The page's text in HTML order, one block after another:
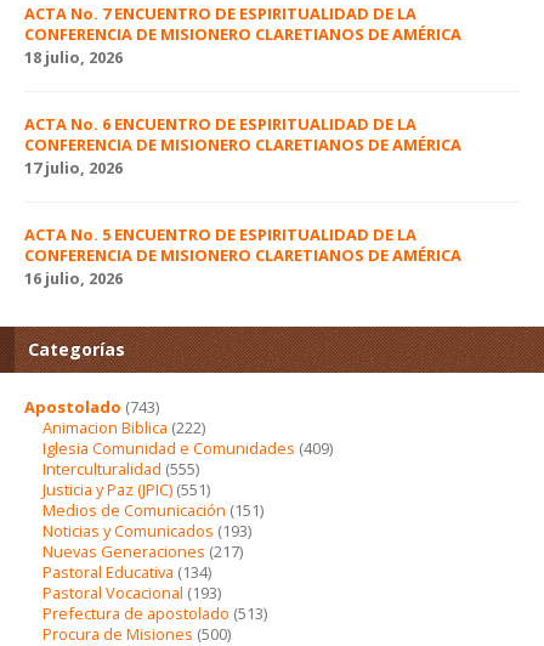
ACTA No. 7 ENCUENTRO DE ESPIRITUALIDAD DE LA
CONFERENCIA DE MISIONERO CLARETIANOS DE AMÉRICA
18 julio, 2026
ACTA No. 6 ENCUENTRO DE ESPIRITUALIDAD DE LA
CONFERENCIA DE MISIONERO CLARETIANOS DE AMÉRICA
17 julio, 2026
ACTA No. 5 ENCUENTRO DE ESPIRITUALIDAD DE LA
CONFERENCIA DE MISIONERO CLARETIANOS DE AMÉRICA
16 julio, 2026
Categorías
Apostolado (743)
Animacion Biblica (222)
Iglesia Comunidad e Comunidades (409)
Interculturalidad (555)
Justicia y Paz (JPIC) (551)
Medios de Comunicación (151)
Noticias y Comunicados (193)
Nuevas Generaciones (217)
Pastoral Educativa (134)
Pastoral Vocacional (193)
Prefectura de apostolado (513)
Procura de Misiones (500)